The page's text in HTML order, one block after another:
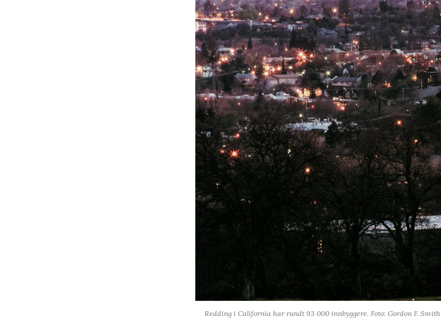
Redding i California har rundt 93 000 innbyggere. Foto: Gordon F. Smith